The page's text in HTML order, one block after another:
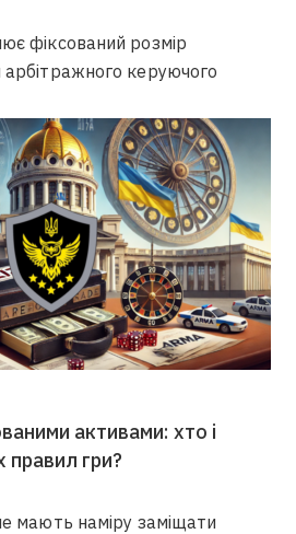
фіксований розмір
керуючого
активами: хто і
правил гри?
мають наміру заміщати